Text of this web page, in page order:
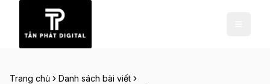
Trang chủ
Danh sách bài viết